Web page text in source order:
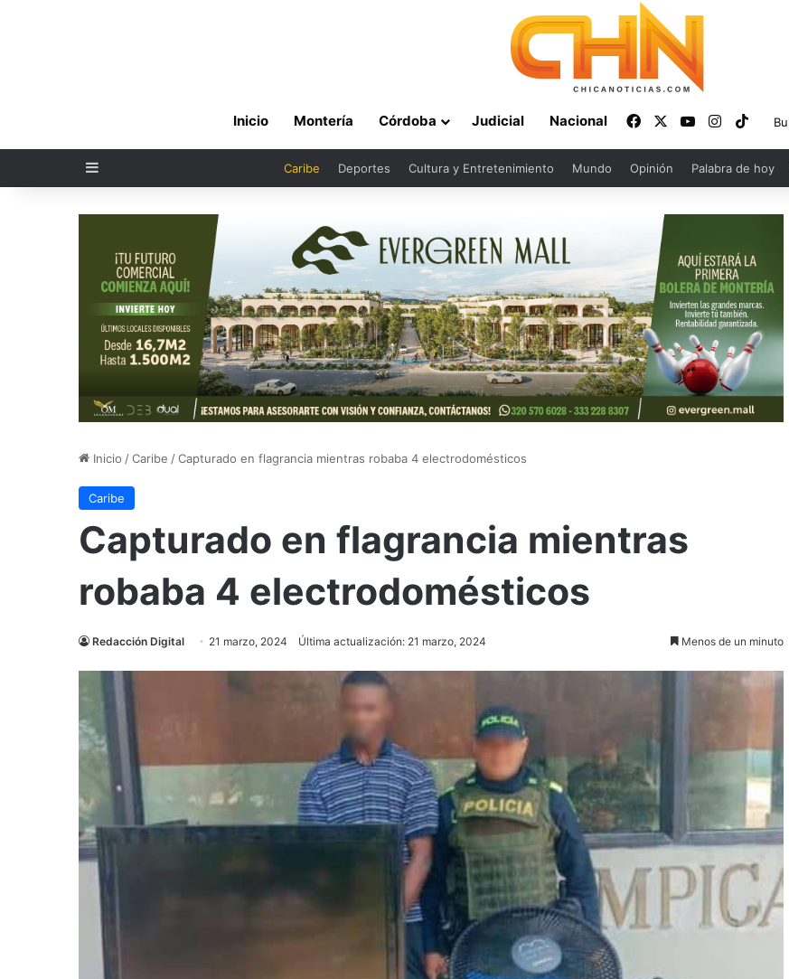
Inicio Montería Córdoba Judicial Nacional FacebookYouTubeInstagram
Sidebar Caribe Deportes Cultura y Entretenimiento Mundo Opinión Palabra de hoy
Inicio /Caribe /Capturado en flagrancia mientras robaba 4 electrodomésticos
Caribe
Capturado en flagrancia mientras
robaba 4 electrodomésticos
Redacción Digital 21 marzo, 2024 Última actualización: 21 marzo, 2024 Menos de un minuto